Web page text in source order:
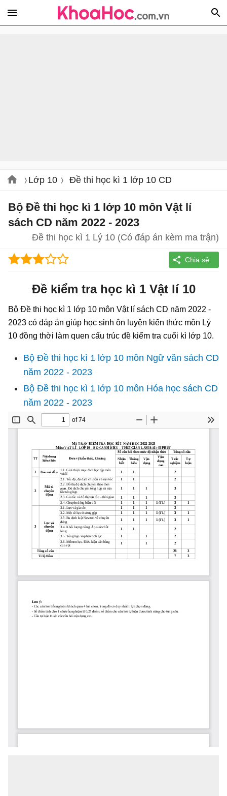
Lớp 10 Đề thi học kì 1 lớp 10 CD
Bộ Đề thi học kì 1 lớp 10 môn Vật lí
sách CD năm 2022 - 2023
Đề thi học kì 1 Lý 10 (Có đáp án kèm ma trận)
Đề kiểm tra học kì 1 Vật lí 10
Bộ Đề thi học kì 1 lớp 10 môn Vật lí sách CD năm 2022 -
2023 có đáp án giúp học sinh ôn luyện kiến thức môn Lý
10 đồng thời làm quen cấu trúc đề kiểm tra cuối kì lớp 10.
Bộ Đề thi học kì 1 lớp 10 môn Ngữ văn sách CD
năm 2022 - 2023
Bộ Đề thi học kì 1 lớp 10 môn Hóa học sách CD
năm 2022 - 2023